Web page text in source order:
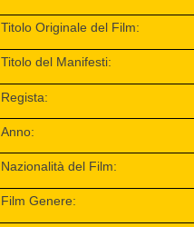
Titolo Originale del Film:
Titolo del Manifesti:
Regista:
Anno:
Nazionalità del Film:
Film Genere: